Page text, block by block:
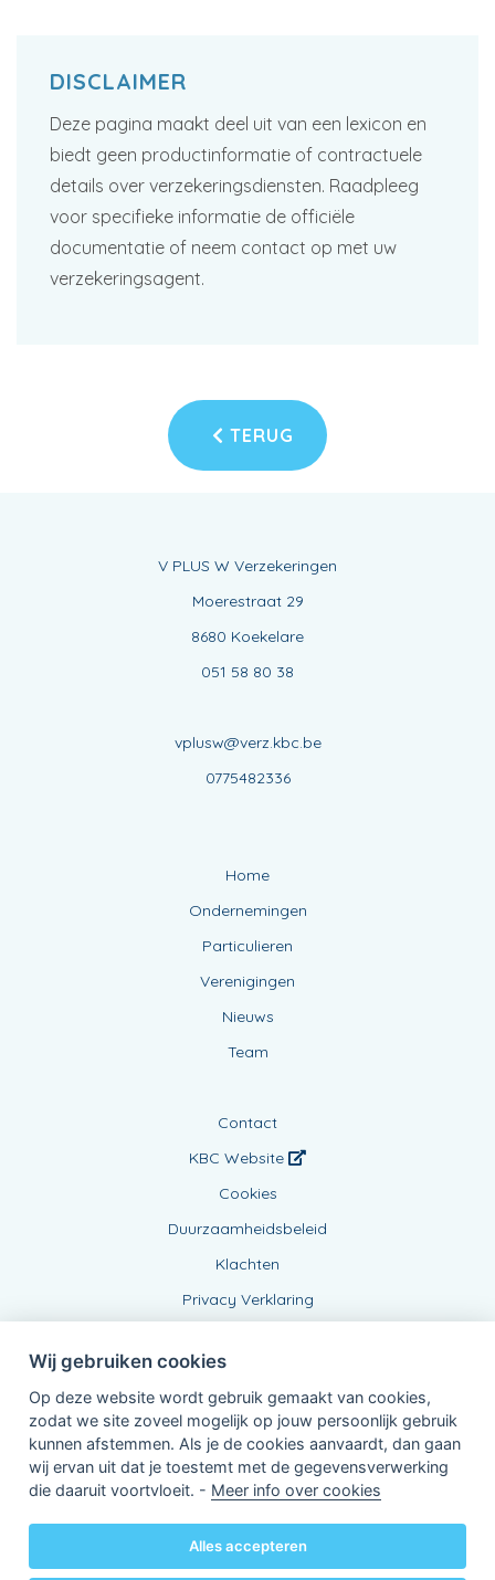
DISCLAIMER
Deze pagina maakt deel uit van een lexicon en
biedt geen productinformatie of contractuele
details over verzekeringsdiensten. Raadpleeg
voor specifieke informatie de officiële
documentatie of neem contact op met uw
verzekeringsagent.
TERUG
V PLUS W Verzekeringen
Moerestraat 29
8680 Koekelare
051 58 80 38
vplusw@verz.kbc.be
0775482336
Home
Ondernemingen
Particulieren
Verenigingen
Nieuws
Team
Contact
KBC Website
Cookies
Duurzaamheidsbeleid
Klachten
Privacy Verklaring
Verbonden Agent, 0775482336
van KBC Verzekeringen nv
3000 Leuven - Belgie
BTW BE 0403.552.563 - RPR Leuven
Wij gebruiken cookies
Op deze website wordt gebruik gemaakt van cookies,
zodat we site zoveel mogelijk op jouw persoonlijk gebruik
kunnen afstemmen. Als je de cookies aanvaardt, dan gaan
wij ervan uit dat je toestemt met de gegevensverwerking
die daaruit voortvloeit. - Meer info over cookies
Alles accepteren